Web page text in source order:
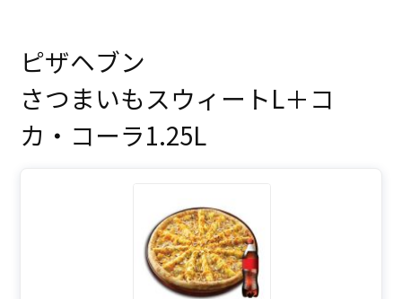
ピザヘブン
さつまいもスウィートL＋コ
カ・コーラ1.25L